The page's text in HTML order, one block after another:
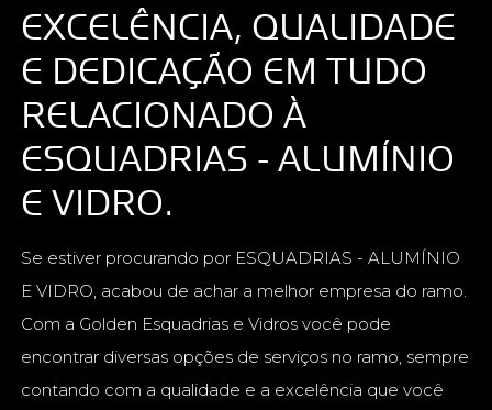
EXCELÊNCIA, QUALIDADE
E DEDICAÇÃO EM TUDO
RELACIONADO À
ESQUADRIAS - ALUMÍNIO
E VIDRO.
Se estiver procurando por ESQUADRIAS - ALUMÍNIO
E VIDRO, acabou de achar a melhor empresa do ramo.
Com a Golden Esquadrias e Vidros você pode
encontrar diversas opções de serviços no ramo, sempre
contando com a qualidade e a excelência que você